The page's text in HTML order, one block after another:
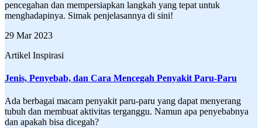
pencegahan dan mempersiapkan langkah yang tepat untuk
menghadapinya. Simak penjelasannya di sini!
29 Mar 2023
Artikel Inspirasi
Jenis, Penyebab, dan Cara Mencegah Penyakit Paru-Paru
Ada berbagai macam penyakit paru-paru yang dapat menyerang
tubuh dan membuat aktivitas terganggu. Namun apa penyebabnya
dan apakah bisa dicegah?